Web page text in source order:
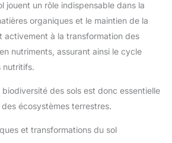
jouent un rôle indispensable dans la
organiques et le maintien de la
activement à la transformation des
nutriments, assurant ainsi le cycle
nutritifs.
des sols est donc essentielle
écosystèmes terrestres.
et transformations du sol